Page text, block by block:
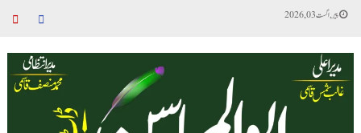
پیر, اگست 03, 2026